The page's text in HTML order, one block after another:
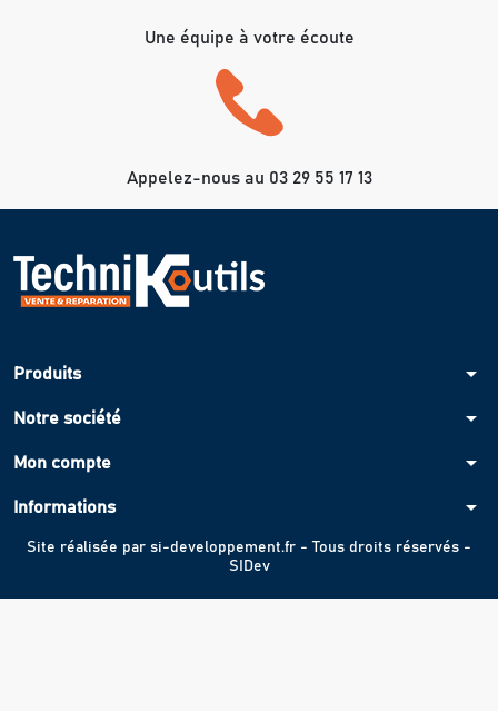
Une équipe à votre écoute
Appelez-nous au 03 29 55 17 13
Produits arrow_drop_down
Notre société arrow_drop_down
Mon compte arrow_drop_down
Informations arrow_drop_down
Site réalisée par si-developpement.fr - Tous droits réservés -
SIDev